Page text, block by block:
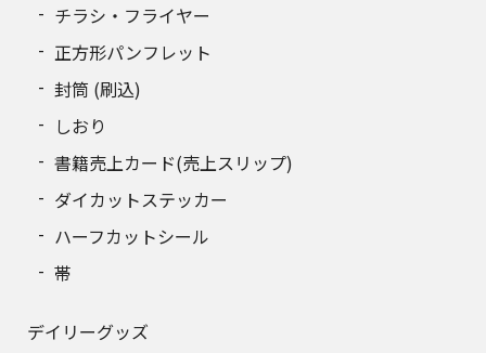
330
340
350
360
146,942円
370
380
390
チラシ・フライヤー
正方形パンフレット
封筒 (刷込)
しおり
書籍売上カード(売上スリップ)
ダイカットステッカー
ハーフカットシール
帯
デイリーグッズ